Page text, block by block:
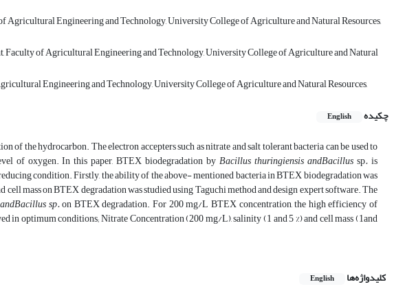
Engineering and Technology, University College of Agriculture and Natural Resources,
Faculty of Agricultural Engineering and Technology, University College of Agriculture and Natural
Engineering and Technology, University College of Agriculture and Natural Resources,
چکیده
English
the hydrocarbon. The electron accepters such as nitrate and salt tolerant bacteria can be used to
of oxygen. In this paper, BTEX biodegradation byBacillus thuringiensis andBacillussp.is
condition. Firstly, the ability of the above- mentioned bacteria in BTEX biodegradation was
mass on BTEX degradation was studied using Taguchi method and design expert software. The
Bacillus sp.on BTEX degradation. For 200 mg/L BTEX concentration, the high efficiency of
in optimum conditions; Nitrate Concentration (200 mg/L), salinity (1 and 5 %) and cell mass (1and
کلیدواژه‌ها English